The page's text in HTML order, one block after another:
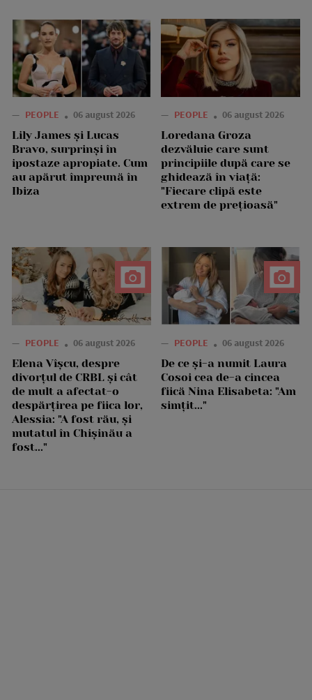
— PEOPLE 06 august 2026
Lily James și Lucas
Bravo, surprinși în
ipostaze apropiate. Cum
au apărut împreună în
Ibiza
— PEOPLE 06 august 2026
Loredana Groza
dezvăluie care sunt
principiile după care se
ghidează în viață:
"Fiecare clipă este
extrem de prețioasă"
— PEOPLE 06 august 2026
Elena Vîșcu, despre
divorțul de CRBL și cât
de mult a afectat-o
despărțirea pe fiica lor,
Alessia: "A fost rău, și
mutatul în Chișinău a
fost..."
— PEOPLE 06 august 2026
De ce și-a numit Laura
Cosoi cea de-a cincea
fiică Nina Elisabeta: "Am
simțit..."